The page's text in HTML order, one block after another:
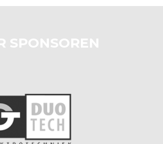
SPONSOREN